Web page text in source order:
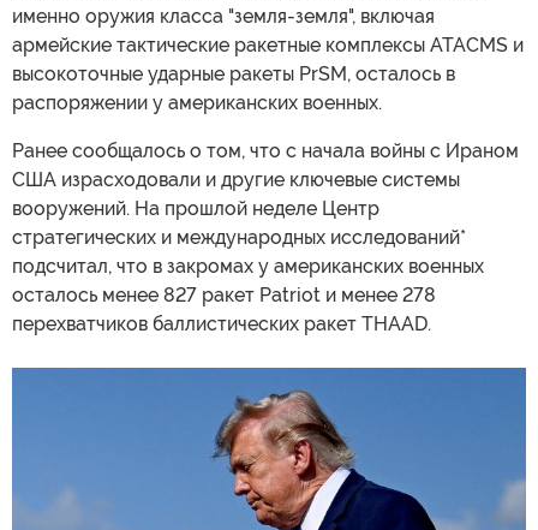
именно оружия класса "земля-земля", включая
армейские тактические ракетные комплексы ATACMS и
высокоточные ударные ракеты PrSM, осталось в
распоряжении у американских военных.
Ранее сообщалось о том, что с начала войны с Ираном
США израсходовали и другие ключевые системы
вооружений. На прошлой неделе Центр
стратегических и международных исследований*
подсчитал, что в закромах у американских военных
осталось менее 827 ракет Patriot и менее 278
перехватчиков баллистических ракет THAAD.